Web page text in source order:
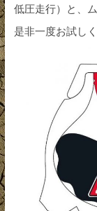
低圧走行）と、
是非一度お試し